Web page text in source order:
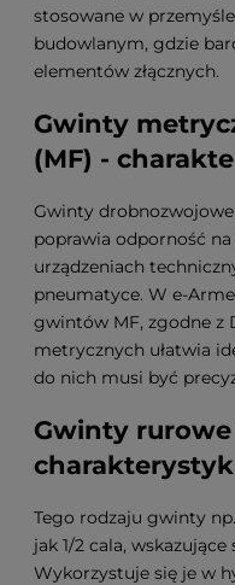
stosowane w
budowlanym, gdzie
elementów złącznych.
Gwinty
(MF) -
Gwinty
poprawia odporność
urządzeniach
pneumatyce. W e-
gwintów MF, zgodne z
metrycznych ułatwia
do nich musi być
Gwinty
Tego rodzaju gwinty
jak 1/2 cala,
Wykorzystuje się je w